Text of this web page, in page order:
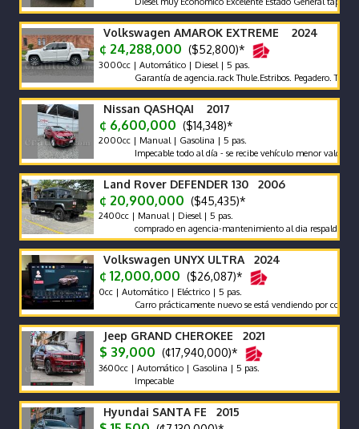
Volkswagen AMAROK EXTREME 2024
¢ 24,288,000 ($52,800)*
3000cc | Automático | Diesel | 5 pas.
Garantía de agencia.rack Thule.Estribos. Pegadero. Tapa
Nissan QASHQAI 2017
¢ 6,600,000 ($14,348)*
2000cc | Manual | Gasolina | 5 pas.
Impecable todo al día - se recibe vehículo menor valor garantía
Land Rover DEFENDER 130 2006
¢ 20,900,000 ($45,435)*
2400cc | Manual | Diesel | 5 pas.
comprado en agencia-mantenimiento al dia respaldo -pocos
Volkswagen UNYX ULTRA 2024
¢ 12,000,000 ($26,087)*
0cc | Automático | Eléctrico | 5 pas.
Carro prácticamente nuevo se está vendiendo por compra de
Jeep GRAND CHEROKEE 2021
$ 39,000 (¢17,940,000)*
3600cc | Automático | Gasolina | 5 pas.
Impecable
Hyundai SANTA FE 2015